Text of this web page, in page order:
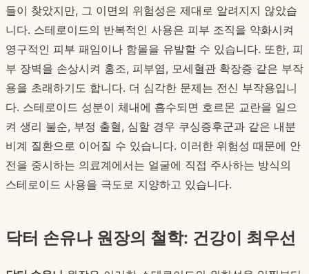
들이 찾았지만, 그 이면의 위험성은 제대로 알려지지 않았습
니다. 스테로이드의 반복적인 사용은 피부 조직을 약화시켜
영구적인 피부 패임이나 함몰을 유발할 수 있습니다. 또한, 피
부 장벽을 손상시켜 홍조, 피부염, 모세혈관 확장증 같은 부작
용을 초래하기도 합니다. 더 심각한 문제는 전신 부작용입니
다. 스테로이드 성분이 체내에 흡수되면 호르몬 교란을 일으
켜 생리 불순, 부정 출혈, 심할 경우 쿠싱증후군과 같은 내분
비계 질환으로 이어질 수 있습니다. 이러한 위험성 때문에 안
전을 중시하는 의료계에서는 얼굴에 직접 주사하는 방식의
스테로이드 사용을 극도로 지양하고 있습니다.
닥터 손유나 원장의 철학: 건강이 최우선